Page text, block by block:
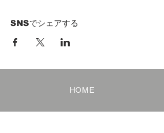
SNSでシェアする
HOME